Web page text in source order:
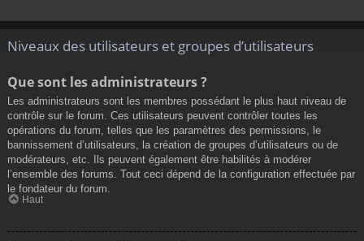
Niveaux des utilisateurs et groupes d’utilisateurs
Que sont les administrateurs ?
Les administrateurs sont les membres possédant le plus haut niveau de
contrôle sur le forum. Ces utilisateurs peuvent contrôler toutes les
opérations du forum, telles que les paramètres des permissions, le
bannissement d’utilisateurs, la création de groupes d’utilisateurs ou de
modérateurs, etc. Ils peuvent également être habilités à modérer
l’ensemble des forums. Tout ceci dépend de la configuration effectuée par
le fondateur du forum.
Haut